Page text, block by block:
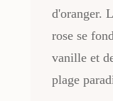
d'oranger.
rose se
vanille et
plage